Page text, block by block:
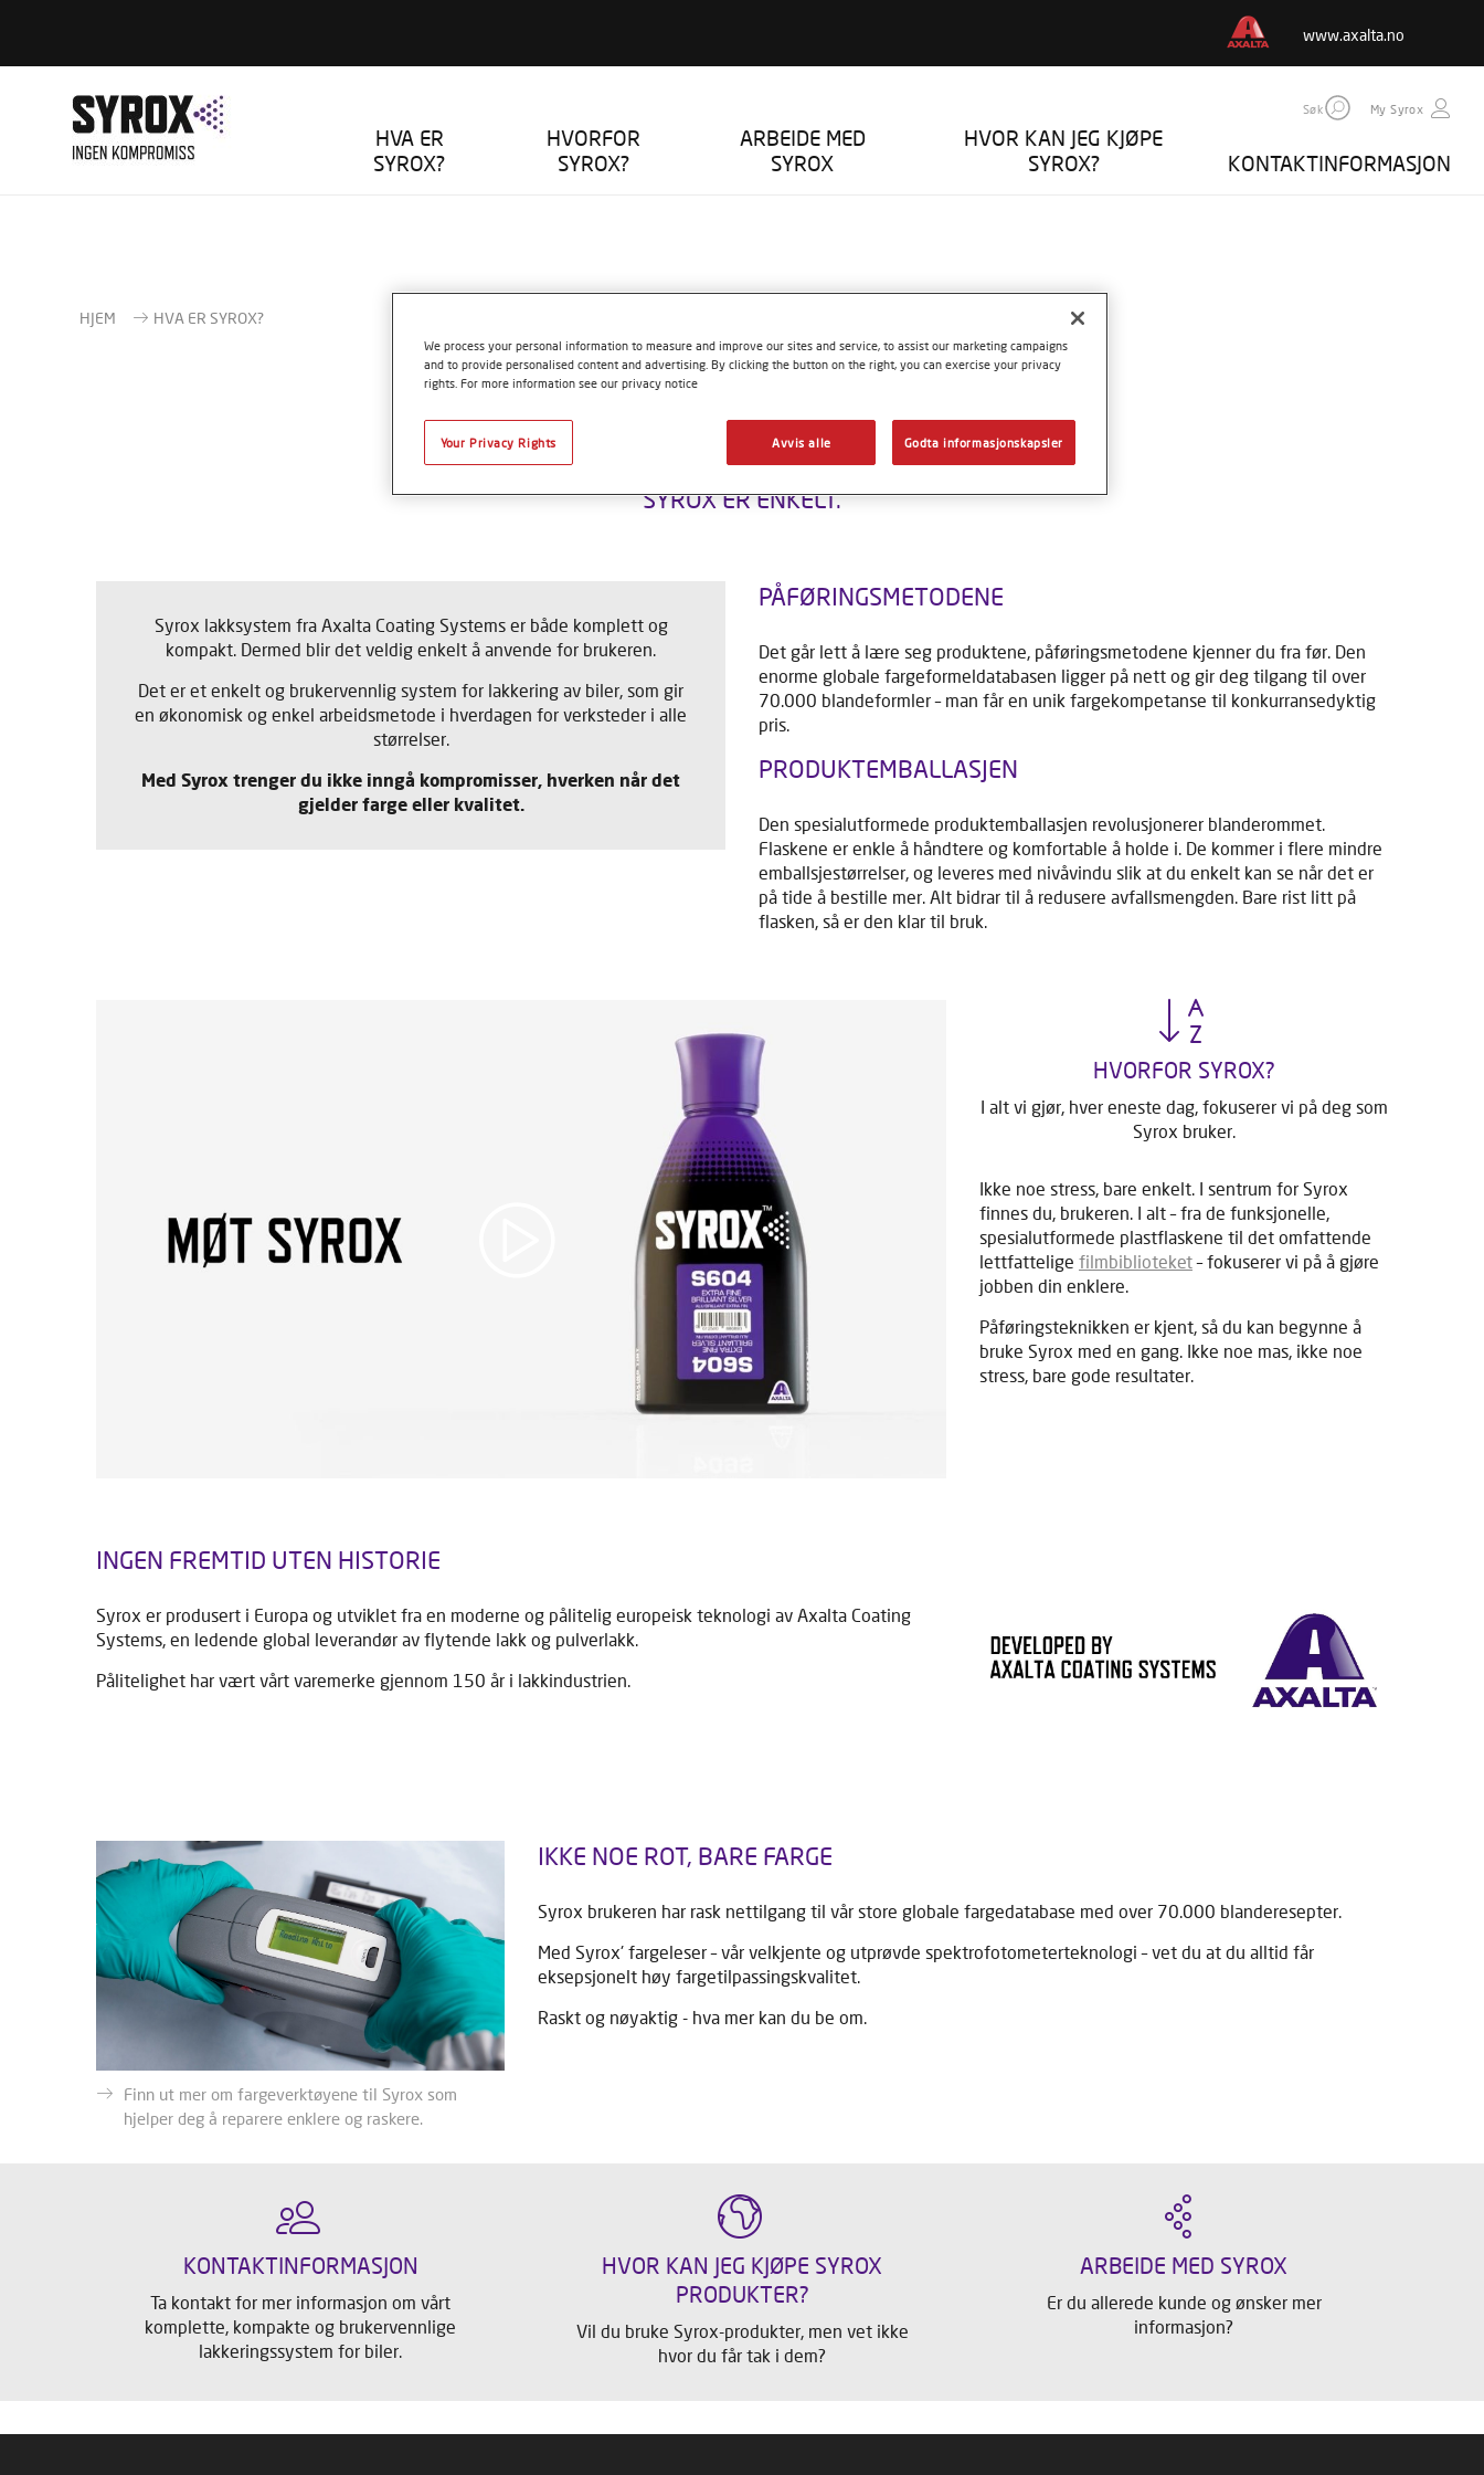
www.axalta.no
Søk My Syrox
HVA ER
SYROX?
HVORFOR
SYROX?
ARBEIDE MED
SYROX
HVOR KAN JEG KJØPE
SYROX?
KONTAKTINFORMASJON
HJEM HVA ER SYROX?
HVA ER SYROX?
SYROX ER ENKELT.
Syrox lakksystem fra Axalta Coating Systems er både komplett og
kompakt. Dermed blir det veldig enkelt å anvende for brukeren.
Det er et enkelt og brukervennlig system for lakkering av biler, som gir
en økonomisk og enkel arbeidsmetode i hverdagen for verksteder i alle
størrelser.
Med Syrox trenger du ikke inngå kompromisser, hverken når det
gjelder farge eller kvalitet.
PÅFØRINGSMETODENE
Det går lett å lære seg produktene, påføringsmetodene kjenner du fra før. Den
enorme globale fargeformeldatabasen ligger på nett og gir deg tilgang til over
70.000 blandeformler – man får en unik fargekompetanse til konkurransedyktig
pris.
PRODUKTEMBALLASJEN
Den spesialutformede produktemballasjen revolusjonerer blanderommet.
Flaskene er enkle å håndtere og komfortable å holde i. De kommer i flere mindre
emballsjestørrelser, og leveres med nivåvindu slik at du enkelt kan se når det er
på tide å bestille mer. Alt bidrar til å redusere avfallsmengden. Bare rist litt på
flasken, så er den klar til bruk.
HVORFOR SYROX?
I alt vi gjør, hver eneste dag, fokuserer vi på deg som
Syrox bruker.
Ikke noe stress, bare enkelt. I sentrum for Syrox
finnes du, brukeren. I alt – fra de funksjonelle,
spesialutformede plastflaskene til det omfattende
lettfattelige filmbiblioteket– fokuserer vi på å gjøre
jobben din enklere.
Påføringsteknikken er kjent, så du kan begynne å
bruke Syrox med en gang. Ikke noe mas, ikke noe
stress, bare gode resultater.
INGEN FREMTID UTEN HISTORIE
Syrox er produsert i Europa og utviklet fra en moderne og pålitelig europeisk teknologi av Axalta Coating
Systems, en ledende global leverandør av flytende lakk og pulverlakk.
Pålitelighet har vært vårt varemerke gjennom 150 år i lakkindustrien.
Finn ut mer om fargeverktøyene til Syrox som
hjelper deg å reparere enklere og raskere.
IKKE NOE ROT, BARE FARGE
Syrox brukeren har rask nettilgang til vår store globale fargedatabase med over 70.000 blanderesepter.
Med Syrox' fargeleser – vår velkjente og utprøvde spektrofotometerteknologi – vet du at du alltid får
eksepsjonelt høy fargetilpassingskvalitet.
Raskt og nøyaktig - hva mer kan du be om.
KONTAKTINFORMASJON
Ta kontakt for mer informasjon om vårt
komplette, kompakte og brukervennlige
lakkeringssystem for biler.
HVOR KAN JEG KJØPE SYROX
PRODUKTER?
Vil du bruke Syrox-produkter, men vet ikke
hvor du får tak i dem?
ARBEIDE MED SYROX
Er du allerede kunde og ønsker mer
informasjon?
We process your personal information to measure and improve our sites and service, to assist our marketing campaigns
and to provide personalised content and advertising. By clicking the button on the right, you can exercise your privacy
rights. For more information see our privacy notice
Avvis alle Godta informasjonskapsler
Your Privacy Rights